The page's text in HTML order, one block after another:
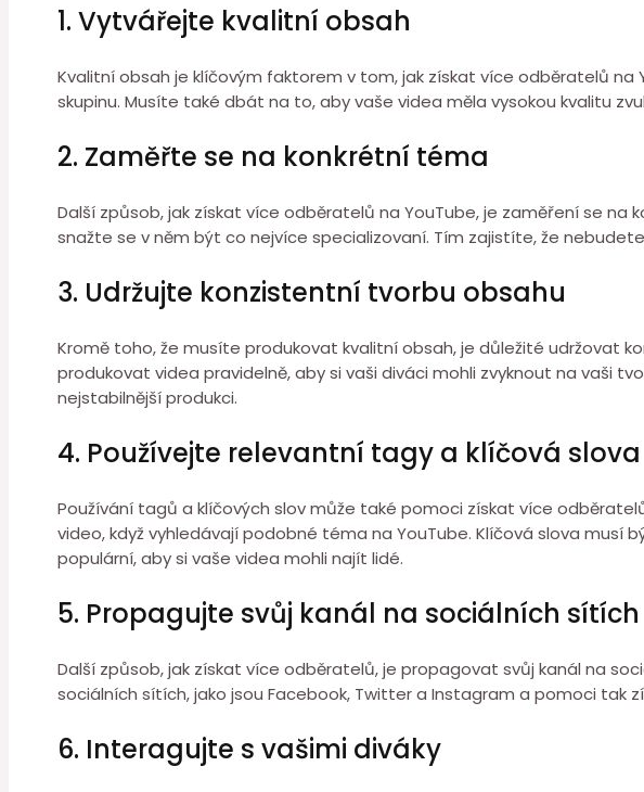
1. Vytvářejte kvalitní obsah
Kvalitní obsah je klíčovým faktorem v tom, jak získat více odběratelů
skupinu. Musíte také dbát na to, aby vaše videa měla vysokou kvalitu
2. Zaměřte se na konkrétní téma
Další způsob, jak získat více odběratelů na YouTube, je zaměření se
snažte se v něm být co nejvíce specializovaní. Tím zajistíte, že
3. Udržujte konzistentní tvorbu obsahu
Kromě toho, že musíte produkovat kvalitní obsah, je důležité udržovat
produkovat videa pravidelně, aby si vaši diváci mohli zvyknout na vaši
nejstabilnější produkci.
4. Používejte relevantní tagy a klíčová slova
Používání tagů a klíčových slov může také pomoci získat více
video, když vyhledávají podobné téma na YouTube. Klíčová slova
populární, aby si vaše videa mohli najít lidé.
5. Propagujte svůj kanál na sociálních sítích
Další způsob, jak získat více odběratelů, je propagovat svůj kanál na
sociálních sítích, jako jsou Facebook, Twitter a Instagram a pomoci tak
6. Interagujte s vašimi diváky